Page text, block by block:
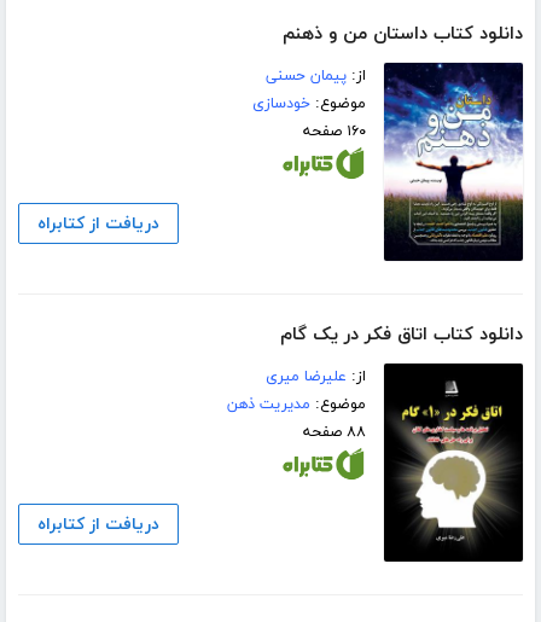
دانلود کتاب داستان من و ذهنم
از:پیمان حسنی
موضوع:خودسازی
۱۶۰ صفحه
دریافت از کتابراه
دانلود کتاب اتاق فکر در یک گام
از: علیرضا میری
موضوع: مدیریت ذهن
۸۸ صفحه
دریافت از کتابراه